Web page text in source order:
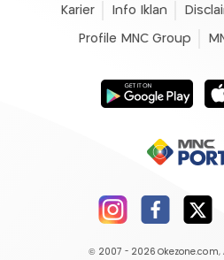
Karier Info Iklan
Profile MNC Group
© 2007 - 2026 Okezone.com,